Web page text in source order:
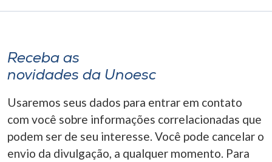
Receba as
novidades da Unoesc
Usaremos seus dados para entrar em contato
com você sobre informações correlacionadas que
podem ser de seu interesse. Você pode cancelar o
envio da divulgação, a qualquer momento. Para